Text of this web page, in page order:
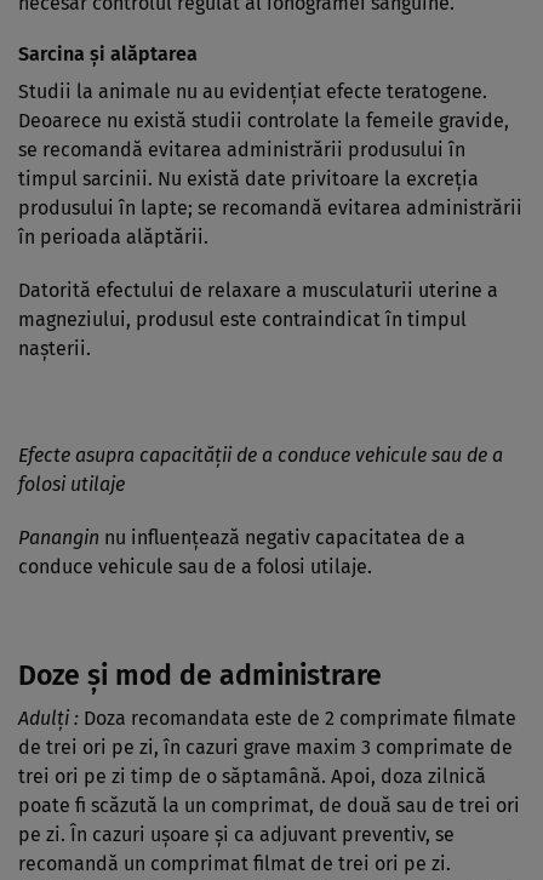
Sarcina şi alăptarea
Studii la animale nu au evidenţiat efecte teratogene.
Deoarece nu există studii controlate la femeile gravide,
se recomandă evitarea administrării produsului în
timpul sarcinii. Nu există date privitoare la excreţia
produsului în lapte; se recomandă evitarea administrării
în perioada alăptării.
Datorită efectului de relaxare a musculaturii uterine a
magneziului, produsul este contraindicat în timpul
naşterii.
Efecte asupra capacităţii de a conduce vehicule sau de a
folosi utilaje
Panangin nu influenţează negativ capacitatea de a
conduce vehicule sau de a folosi utilaje.
Doze şi mod de administrare
Adulţi : Doza recomandata este de 2 comprimate filmate
de trei ori pe zi, în cazuri grave maxim 3 comprimate de
trei ori pe zi timp de o săptamână. Apoi, doza zilnică
poate fi scăzută la un comprimat, de două sau de trei ori
pe zi. În cazuri uşoare şi ca adjuvant preventiv, se
recomandă un comprimat filmat de trei ori pe zi.